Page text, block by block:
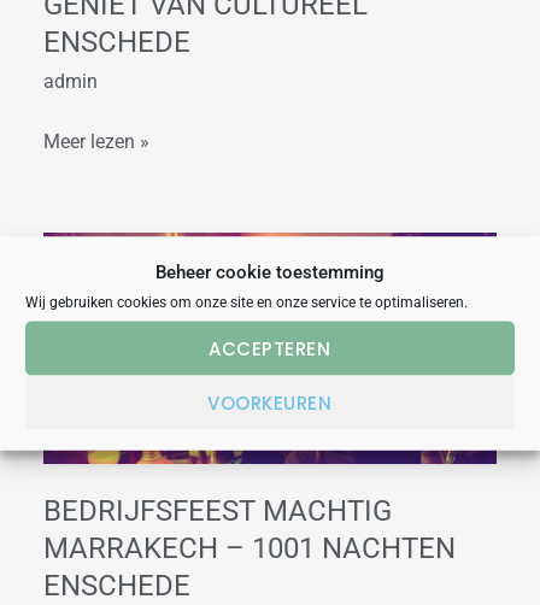
Beheer cookie toestemming
Wij gebruiken cookies om onze site en onze service te optimaliseren.
ACCEPTEREN
VOORKEUREN
ENSCHEDE
admin
Meer lezen »
BEDRIJFSFEEST MACHTIG
MARRAKECH – 1001 NACHTEN
ENSCHEDE
Marrakech
Enschede